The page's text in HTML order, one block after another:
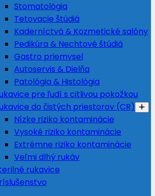
Stomatológia
Tetovacie štúdiá
Kaderníctvá & Kozmetické salóny
Pedikúra & Nechtové štúdiá
Gastro priemysel
Autoservis & Dielňa
Patológia & Histológia
pre ľudí s citlivou pokožkou
do čistých priestorov (CR)
Nízke riziko kontaminácie
Vysoké riziko kontaminácie
Extrémne riziko kontaminácie
Veľmi dlhý rukáv
rukavice